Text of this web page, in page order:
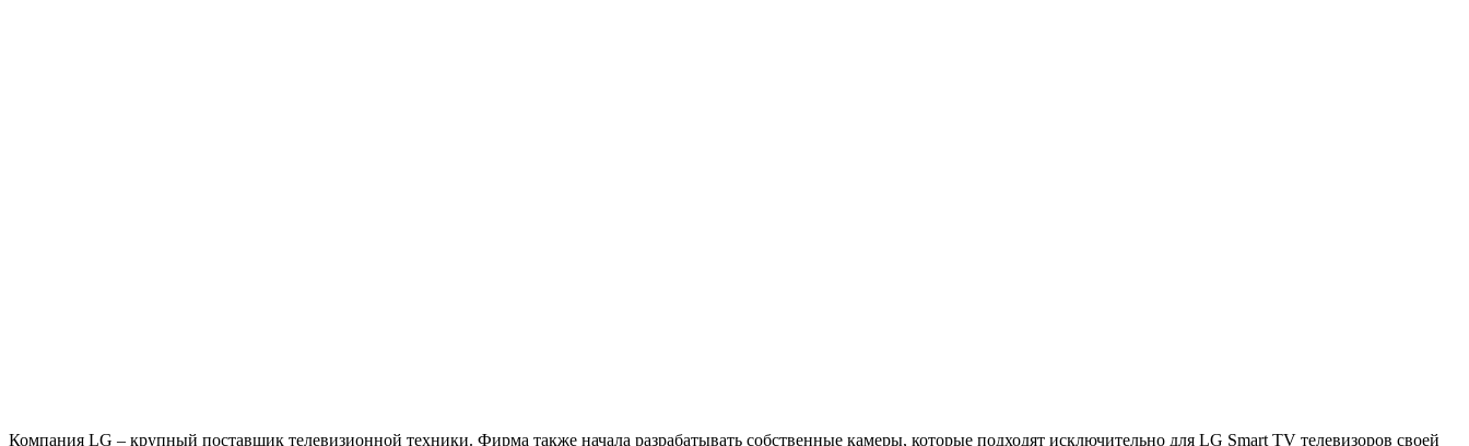
Компания LG – крупный поставщик телевизионной техники. Фирма также начала разрабатывать собственные камеры, которые подходят исключительно для LG Smart TV телевизоров своей